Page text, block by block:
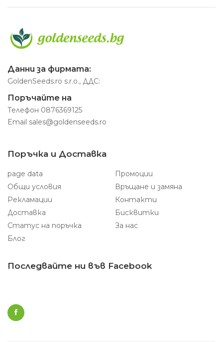
Данни за фирмата:
GoldenSeeds.ro s.r.o., ДДС:
Поръчайте на
Телефон 0876369125
Email sales@goldenseeds.ro
Поръчка и Доставка
page data
Промоции
Общи условия
Връщане и замяна
Рекламации
Контакти
Доставка
Бисквитки
Статус на поръчка
За нас
Блог
Последвайте ни във Facebook